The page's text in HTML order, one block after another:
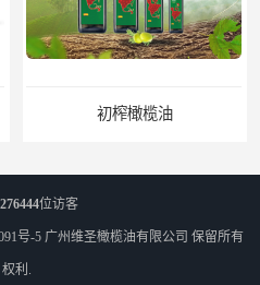
初榨橄榄油
位访客
号-5 广州维圣橄榄油有限公司 保留所有
权利.